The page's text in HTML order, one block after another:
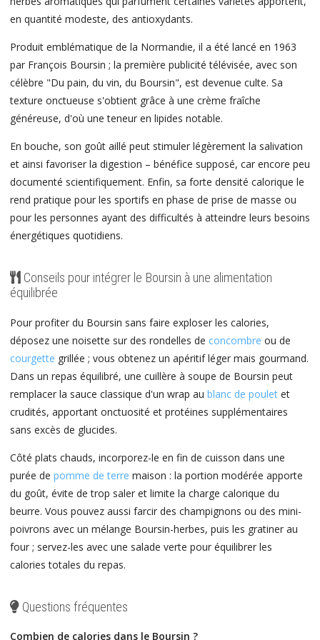
en quantité modeste, des antioxydants.
Produit emblématique de la Normandie, il a été lancé en 1963
par François Boursin ; la première publicité télévisée, avec son
célèbre "Du pain, du vin, du Boursin", est devenue culte. Sa
texture onctueuse s'obtient grâce à une crème fraîche
généreuse, d'où une teneur en lipides notable.
En bouche, son goût aillé peut stimuler légèrement la salivation
et ainsi favoriser la digestion – bénéfice supposé, car encore peu
documenté scientifiquement. Enfin, sa forte densité calorique le
rend pratique pour les sportifs en phase de prise de masse ou
pour les personnes ayant des difficultés à atteindre leurs besoins
énergétiques quotidiens.
Conseils pour intégrer le Boursin à une alimentation
équilibrée
Pour profiter du Boursin sans faire exploser les calories,
déposez une noisette sur des rondelles de concombre ou de
courgette grillée ; vous obtenez un apéritif léger mais gourmand.
Dans un repas équilibré, une cuillère à soupe de Boursin peut
remplacer la sauce classique d'un wrap au blanc de poulet et
crudités, apportant onctuosité et protéines supplémentaires
sans excès de glucides.
Côté plats chauds, incorporez-le en fin de cuisson dans une
purée de pomme de terre maison : la portion modérée apporte
du goût, évite de trop saler et limite la charge calorique du
beurre. Vous pouvez aussi farcir des champignons ou des mini-
poivrons avec un mélange Boursin-herbes, puis les gratiner au
four ; servez-les avec une salade verte pour équilibrer les
calories totales du repas.
Questions fréquentes
Combien de calories dans le Boursin ?